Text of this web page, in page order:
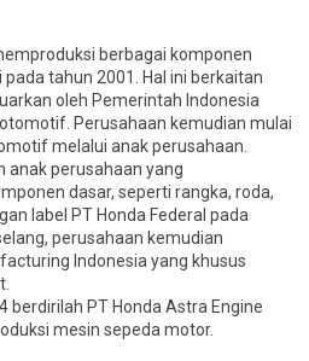
berbagai komponen
tahun 2001. Hal ini berkaitan
oleh Pemerintah Indonesia
Perusahaan kemudian mulai
melalui anak perusahaan.
anak perusahaan yang
dasar, seperti rangka, roda,
label PT Honda Federal pada
perusahaan kemudian
Indonesia yang khusus
berdirilah PT Honda Astra Engine
mesin sepeda motor.